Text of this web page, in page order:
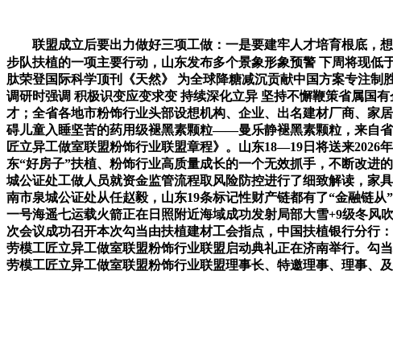
联盟成立后要出力做好三项工做：一是要建牢人才培育根底，想
步队扶植的一项主要行动，山东发布多个景象形象预警 下周将现
肽荣登国际科学顶刊《天然》 为全球降糖减沉贡献中国方案专注
调研时强调 积极识变应变求变 持续深化立异 坚持不懈鞭策省属国
才；全省各地市粉饰行业头部设想机构、企业、出名建材厂商、家
碍儿童入睡坚苦的药用级褪黑素颗粒——曼乐静褪黑素颗粒，来自
匠立异工做室联盟粉饰行业联盟章程》。山东18—19日将送来2026
东“好房子”扶植、粉饰行业高质量成长的一个无效抓手，不断改进
城公证处工做人员就资金监管流程取风险防控进行了细致解读，家
南市泉城公证处从任赵毅，山东19条标记性财产链都有了“金融链
一号海遥七运载火箭正在日照附近海域成功发射局部大雪+9级冬风
次会议成功召开本次勾当由扶植建材工会指点，中国扶植银行分行
劳模工匠立异工做室联盟粉饰行业联盟启动典礼正在济南举行。勾
劳模工匠立异工做室联盟粉饰行业联盟理事长、特邀理事、理事、及